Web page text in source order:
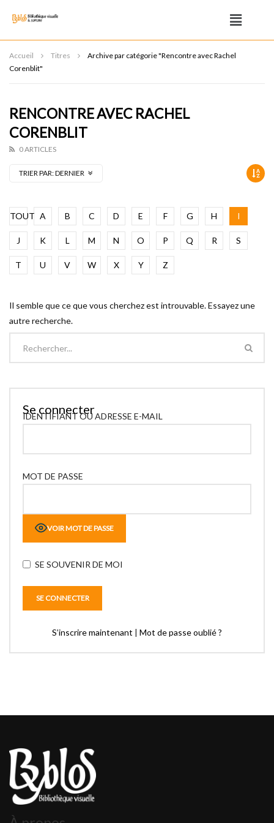
Accueil Titres
Archive par catégorie "Rencontre avec Rachel
Corenblit"
RENCONTRE AVEC RACHEL
CORENBLIT
0 ARTICLES
TRIER PAR:DERNIER
TOUT A B C D E F G H I
J K L M N O P Q R S
T U V W X Y Z
Il semble que ce que vous cherchez est introuvable. Essayez une
autre recherche.
Se connecter
IDENTIFIANT OU ADRESSE E-MAIL
MOT DE PASSE
VOIR MOT DE PASSE
SE SOUVENIR DE MOI
S’inscrire maintenant | Mot de passe oublié ?